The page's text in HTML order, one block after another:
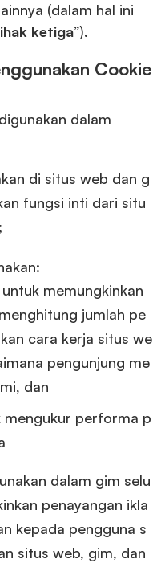
(dalam hal ini
ketiga”).
Cookie
dalam
di situs web dan g
fungsi inti dari situ
memungkinkan
jumlah pe
cara kerja situs we
pengunjung me
dan
mengukur performa p
dalam gim selu
penayangan ikla
kepada pengguna s
situs web, gim, dan